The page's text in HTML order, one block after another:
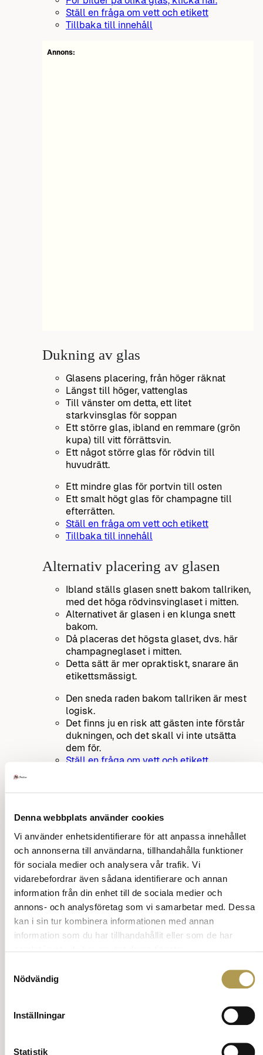
Denna webbplats använder cookies
Vi använder enhetsidentifierare för att anpassa innehållet
och annonserna till användarna, tillhandahålla funktioner
för sociala medier och analysera vår trafik. Vi
vidarebefordrar även sådana identifierare och annan
information från din enhet till de sociala medier och
annons- och analysföretag som vi samarbetar med. Dessa
kan i sin tur kombinera informationen med annan
information som du har tillhandahållit eller som de har
Nödvändig
Inställningar
Statistik
Ställ en fråga om vett och etikett
Tillbaka till innehåll
Annons:
Dukning av glas
Glasens placering, från höger räknat
Längst till höger, vattenglas
Till vänster om detta, ett litet
starkvinsglas för soppan
Ett större glas, ibland en remmare (grön
kupa) till vitt förrättsvin.
Ett något större glas för rödvin till
huvudrätt.
Ett mindre glas för portvin till osten
Ett smalt högt glas för champagne till
efterrätten.
Ställ en fråga om vett och etikett
Tillbaka till innehåll
Alternativ placering av glasen
Ibland ställs glasen snett bakom tallriken,
med det höga rödvinsvinglaset i mitten.
Alternativet är glasen i en klunga snett
bakom.
Då placeras det högsta glaset, dvs. här
champagneglaset i mitten.
Detta sätt är mer opraktiskt, snarare än
etikettsmässigt.
Den sneda raden bakom tallriken är mest
logisk.
Det finns ju en risk att gästen inte förstår
dukningen, och det skall vi inte utsätta
dem för.
Ställ en fråga om vett och etikett